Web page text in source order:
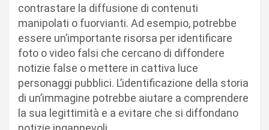
contrastare la diffusione di contenuti
manipolati o fuorvianti. Ad esempio, potrebbe
essere un’importante risorsa per identificare
foto o video falsi che cercano di diffondere
notizie false o mettere in cattiva luce
personaggi pubblici. L’identificazione della storia
di un’immagine potrebbe aiutare a comprendere
la sua legittimità e a evitare che si diffondano